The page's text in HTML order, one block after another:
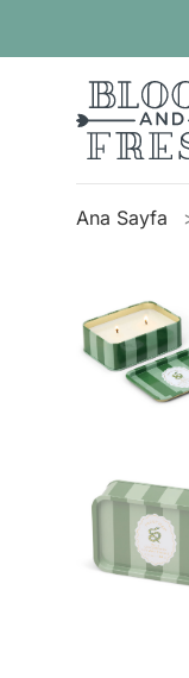
Ana Sayfa